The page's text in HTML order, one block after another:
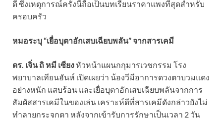
ดี ซึ่งเหตุการณ์ครั้งนี้ถือเป็นบทเรียนราคาแพงที่สุดสำหรับ
ครอบครัว
หมอระบุ “เยื่อบุตาอักเสบเฉียบพลัน” จากสารเคมี
ดร. เจิ่น ถิ หมี เซียงหัวหน้าแผนกกุมารเวชกรรม โรง
พยาบาลเทียนฮันห์ เปิดเผยว่า น้องวีมีอาการดวงตาบวมแดง
อย่างหนัก แสบร้อน และเยื่อบุตาอักเสบเฉียบพลันจากการ
สัมผัสสารเคมีในของเล่น เคราะห์ดีที่สารเคมีดังกล่าวยังไม่
ทำลายกระจกตา หลังจากเข้ารับการรักษาเป็นเวลา 2 วัน